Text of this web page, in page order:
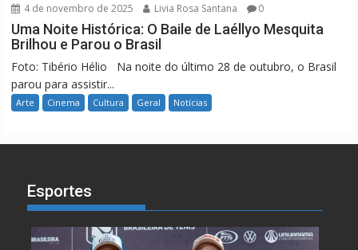
4 de novembro de 2025 Livia Rosa Santana 0
Uma Noite Histórica: O Baile de Laéllyo Mesquita
Brilhou e Parou o Brasil
Foto: Tibério Hélio Na noite do último 28 de outubro, o Brasil
parou para assistir...
Arte Cinema Cultura Geral Notícias
Esportes